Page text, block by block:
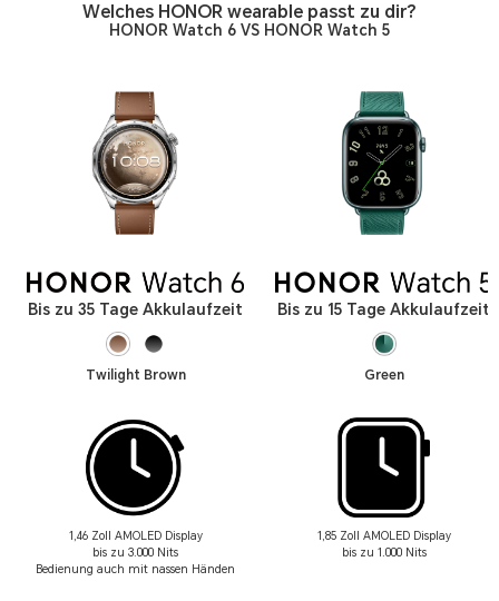
Welches HONOR wearable passt zu dir?
HONOR Watch 6 VS HONOR Watch 5
Bis zu 35 Tage Akkulaufzeit
Twilight Brown
Bis zu 15 Tage Akkulaufzeit
Green
1,46 Zoll AMOLED Display
bis zu 3.000 Nits
Bedienung auch mit nassen Händen
1,85 Zoll AMOLED Display
bis zu 1.000 Nits